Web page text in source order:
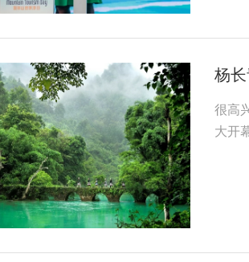
杨
很高
大开